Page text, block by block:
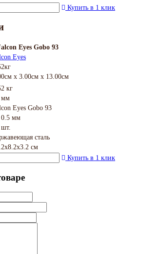
Купить в 1 клик
Eyes Gobo 93
Eyes
x 3.00см x 13.00см
кг
мм
Eyes Gobo 93
0.5 мм
сталь
см
Купить в 1 клик